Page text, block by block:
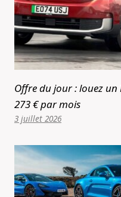
Offre du jour : louez
273 € par mois
3 juillet 2026